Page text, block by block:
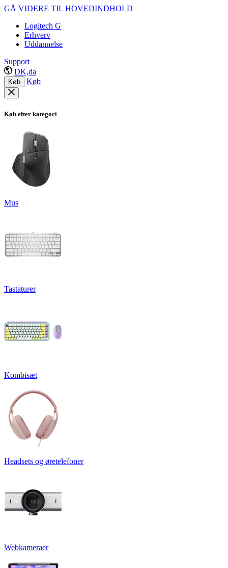
GÅ VIDERE TIL HOVEDINDHOLD
Logitech G
Erhverv
Uddannelse
Support
DK,da
Køb Køb
Køb efter kategori
Mus
Tastaturer
Kombisæt
Headsets og øretelefoner
Webkameraer